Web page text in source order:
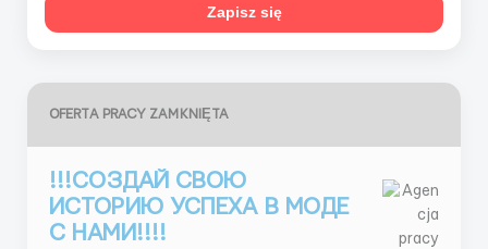
Zapisz się
OFERTA PRACY ZAMKNIĘTA
!!!СОЗДАЙ СВОЮ
ИСТОРИЮ УСПЕХА В МОДЕ
С НАМИ!!!!